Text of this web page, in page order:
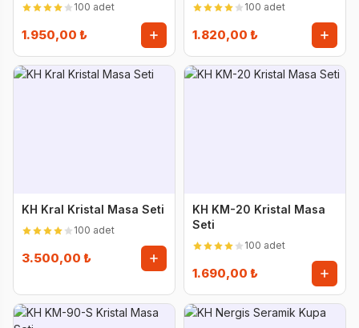
100 adet
1.950,00 ₺
100 adet
1.820,00 ₺
KH Kral Kristal Masa Seti
100 adet
3.500,00 ₺
KH KM-20 Kristal Masa
Seti
100 adet
1.690,00 ₺